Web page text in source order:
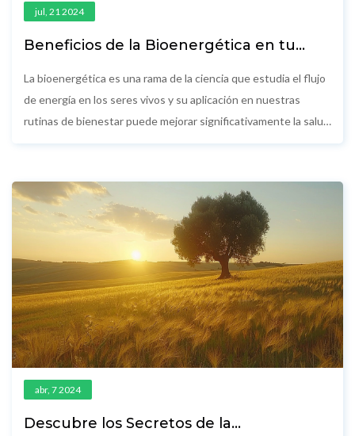
jul, 21 2024
Beneficios de la Bioenergética en tu
La bioenergética es una rama de la ciencia que estudia el flujo
de energía en los seres vivos y su aplicación en nuestras
rutinas de bienestar puede mejorar significativamente la salud
tu día a día para alcanzar un mejor equilibrio y bienestar
integral.
abr, 7 2024
Descubre los Secretos de la